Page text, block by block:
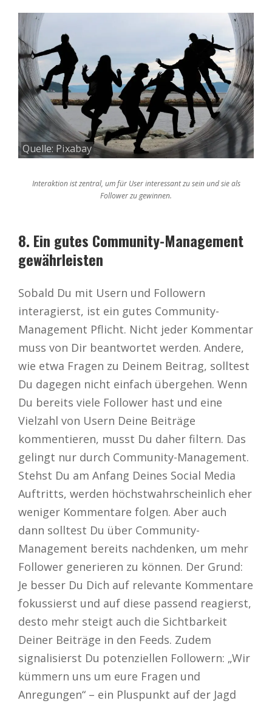
Quelle: Pixabay
Interaktion ist zentral, um für User interessant zu sein und sie als
Follower zu gewinnen.
8. Ein gutes Community-Management
gewährleisten
Sobald Du mit Usern und Followern
interagierst, ist ein gutes Community-
Management Pflicht. Nicht jeder Kommentar
muss von Dir beantwortet werden. Andere,
wie etwa Fragen zu Deinem Beitrag, solltest
Du dagegen nicht einfach übergehen. Wenn
Du bereits viele Follower hast und eine
Vielzahl von Usern Deine Beiträge
kommentieren, musst Du daher filtern. Das
gelingt nur durch Community-Management.
Stehst Du am Anfang Deines Social Media
Auftritts, werden höchstwahrscheinlich eher
weniger Kommentare folgen. Aber auch
dann solltest Du über Community-
Management bereits nachdenken, um mehr
Follower generieren zu können. Der Grund:
Je besser Du Dich auf relevante Kommentare
fokussierst und auf diese passend reagierst,
desto mehr steigt auch die Sichtbarkeit
Deiner Beiträge in den Feeds. Zudem
signalisierst Du potenziellen Followern: „Wir
kümmern uns um eure Fragen und
Anregungen“ – ein Pluspunkt auf der Jagd